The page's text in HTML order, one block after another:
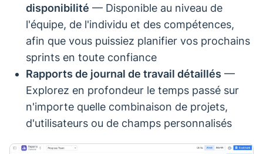
disponibilité — Disponible au niveau de
l'équipe, de l'individu et des compétences,
afin que vous puissiez planifier vos prochains
sprints en toute confiance
Rapports de journal de travail détaillés —
Explorez en profondeur le temps passé sur
n'importe quelle combinaison de projets,
d'utilisateurs ou de champs personnalisés